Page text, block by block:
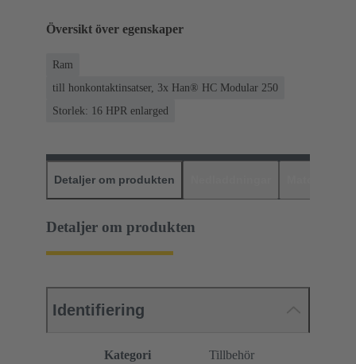
Översikt över egenskaper
Ram
till honkontaktinsatser, 3x Han® HC Modular 250
Storlek: 16 HPR enlarged
Detaljer om produkten
Detaljer om produkten
Identifiering
Kategori
Tillbehör